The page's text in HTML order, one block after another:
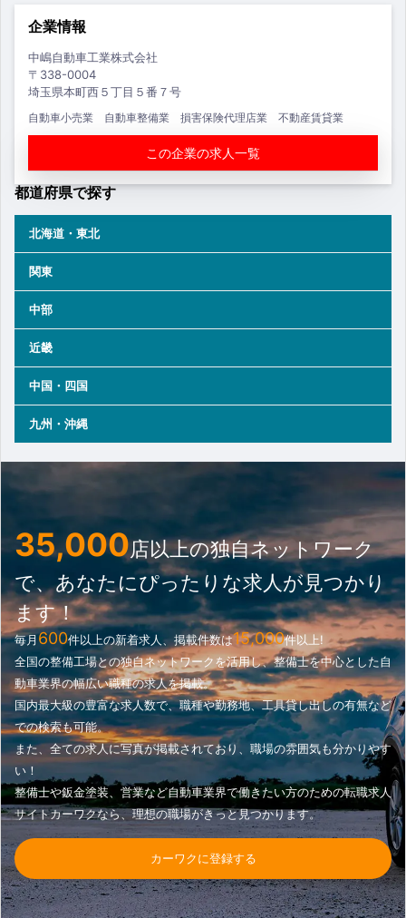
企業情報
中嶋自動車工業株式会社
〒338-0004
埼玉県本町西５丁目５番７号
自動車小売業 自動車整備業 損害保険代理店業 不動産賃貸業
この企業の求人一覧
都道府県で探す
北海道・東北
関東
中部
近畿
中国・四国
九州・沖縄
35,000店以上の独自ネットワーク
で、あなたにぴったりな求人が見つかり
ます！
毎月600件以上の新着求人、掲載件数は15,000件以上!
全国の整備工場との独自ネットワークを活用し、整備士を中心とした自
動車業界の幅広い職種の求人を掲載。
国内最大級の豊富な求人数で、職種や勤務地、工具貸し出しの有無など
での検索も可能。
また、全ての求人に写真が掲載されており、職場の雰囲気も分かりやす
い！
整備士や鈑金塗装、営業など自動車業界で働きたい方のための転職求人
サイトカーワクなら、理想の職場がきっと見つかります。
カーワクに登録する